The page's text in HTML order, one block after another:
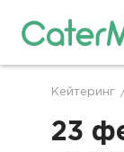
Строка
навигации
Кейтеринг
23